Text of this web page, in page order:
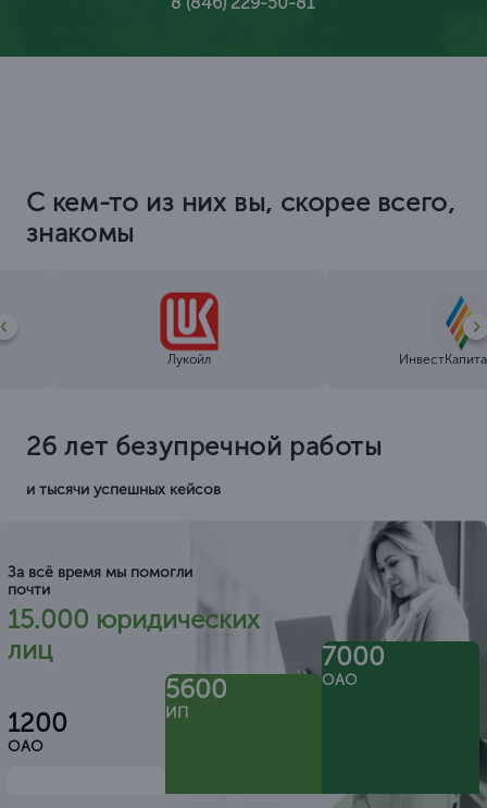
С кем-то из них вы, скорее всего,
знакомы
Лукойл
26 лет безупречной работы
и тысячи успешных кейсов
За всё время мы помогли
почти
15.000 юридических
лиц
1200
ОАО
5600
ИП
7000
ОАО